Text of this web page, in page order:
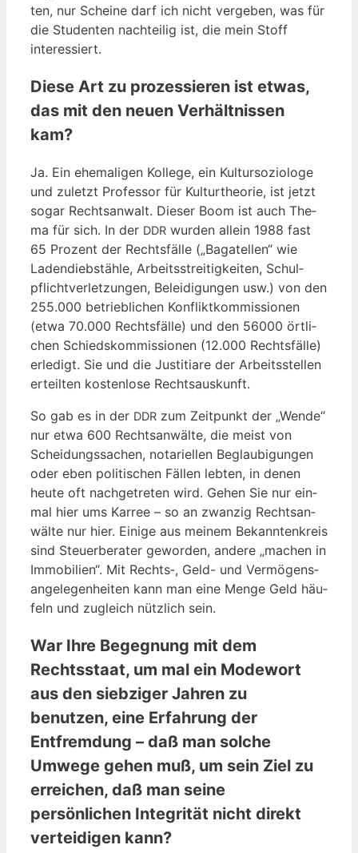
ten, nur Schei­ne darf ich nicht ver­ge­ben, was für
die Stu­den­ten nach­tei­lig ist, die mein Stoff
interessiert.
Diese Art zu prozessieren ist etwas,
das mit den neuen Verhältnissen
kam?
Ja. Ein ehe­ma­li­gen Kol­le­ge, ein Kul­tur­so­zio­lo­ge
und zuletzt Pro­fes­sor für Kul­tur­theo­rie, ist jetzt
sogar Rechts­an­walt. Die­ser Boom ist auch The­
ma für sich. In der DDR wur­den allein 1988 fast
65 Pro­zent der Rechts­fäl­le („Baga­tel­len“ wie
Laden­dieb­stäh­le, Arbeits­strei­tig­kei­ten, Schul­
pflicht­ver­let­zun­gen, Belei­di­gun­gen usw.) von den
255.000 betrieb­li­chen Kon­flikt­kom­mis­sio­nen
(etwa 70.000 Rechts­fäl­le) und den 56000 ört­li­
chen Schieds­kom­mis­sio­nen (12.000 Rechts­fäl­le)
erle­digt. Sie und die Jus­ti­tia­re der Arbeits­stel­len
erteil­ten kos­ten­lo­se Rechtsauskunft.
So gab es in der DDR zum Zeit­punkt der „Wen­de“
nur etwa 600 Rechts­an­wäl­te, die meist von
Schei­dungs­sa­chen, nota­ri­el­len Beglau­bi­gun­gen
oder eben poli­ti­schen Fäl­len leb­ten, in denen
heu­te oft nach­ge­tre­ten wird. Gehen Sie nur ein­
mal hier ums Kar­ree – so an zwan­zig Rechts­an­
wäl­te nur hier. Eini­ge aus mei­nem Bekann­ten­kreis
sind Steu­er­be­ra­ter gewor­den, ande­re „machen in
Immo­bi­li­en“. Mit Rechts‑, Geld- und Ver­mö­gens­
an­ge­le­gen­hei­ten kann man eine Men­ge Geld häu­
feln und zugleich nütz­lich sein.
War Ihre Begegnung mit dem
Rechtsstaat, um mal ein Modewort
aus den siebziger Jahren zu
benutzen, eine Erfahrung der
Entfremdung – daß man solche
Umwege gehen muß, um sein Ziel zu
erreichen, daß man seine
persönlichen Integrität nicht direkt
verteidigen kann?